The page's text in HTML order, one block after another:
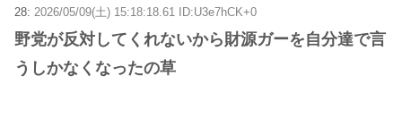
28: 2026/05/09(土) 15:18:18.61 ID:U3e7hCK+0
野党が反対してくれないから財源ガーを自分達で言
うしかなくなったの草